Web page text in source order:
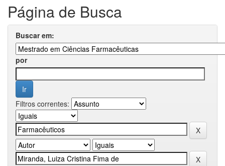
Página de Busca
Buscar em:
por
Filtros correntes: